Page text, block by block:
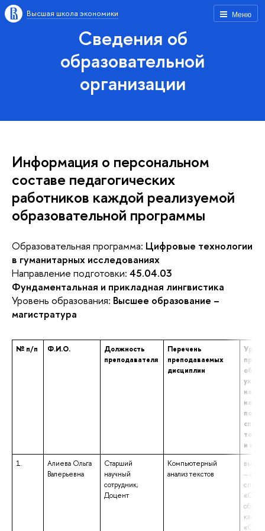
Меню
Высшая школа экономики
Сведения об
образовательной
организации
Информация о персональном
составе педагогических
работников каждой реализуемой
образовательной программы
Образовательная программа: Цифровые технологии
в гуманитарных исследованиях
Направление подготовки: 45.04.03
Фундаментальная и прикладная лингвистика
Уровень образования: Высшее образование –
магистратура
№ п/п Ф.И.О.
Должность
преподавателя
Перечень
преподаваемых
дисциплин
том
и
1.
Алиева Ольга
Валерьевна
Старший
научный
сотрудник;
Доцент
Компьютерный
анализ текстов
–